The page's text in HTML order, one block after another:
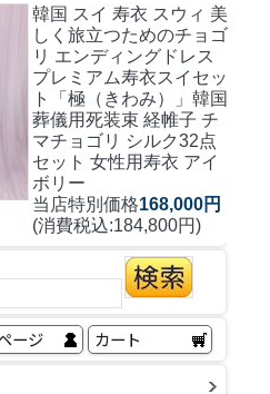
韓国 スイ 寿衣 スウィ 美
しく旅立つためのチョゴ
リ エンディングドレス
プレミアム寿衣スイセッ
ト「極（きわみ）」韓国
葬儀用死装束 経帷子 チ
マチョゴリ シルク32点
セット 女性用寿衣 アイ
ボリー
当店特別価格168,000円
(消費税込:184,800円)
ージ カート